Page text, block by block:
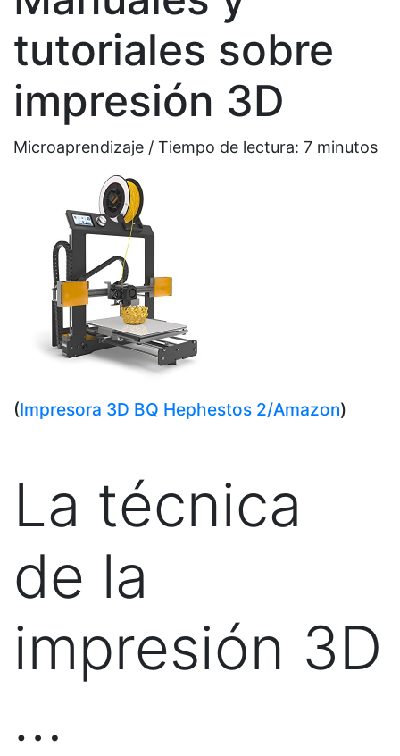
tutoriales sobre
impresión 3D
Microaprendizaje / Tiempo de lectura: 7 minutos
(Impresora 3D BQ Hephestos 2/Amazon)
La técnica
de la
impresión 3D
…